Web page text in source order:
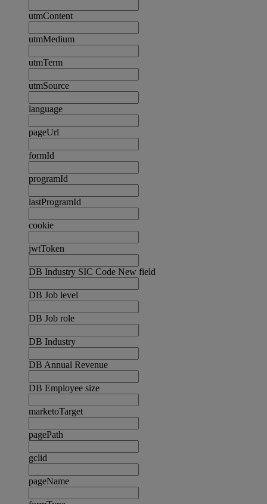
utmContent
utmMedium
utmTerm
utmSource
language
pageUrl
formId
programId
lastProgramId
cookie
jwtToken
DB Industry SIC Code New field
DB Job level
DB Job role
DB Industry
DB Annual Revenue
DB Employee size
marketoTarget
pagePath
gclid
pageName